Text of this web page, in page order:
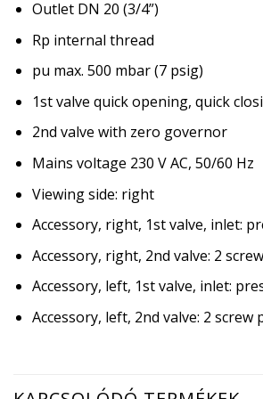
Outlet DN 20 (3/4”)
Rp internal thread
pu max. 500 mbar (7 psig)
1st valve quick opening, quick
2nd valve with zero governor
Mains voltage 230 V AC, 50/60 Hz
Viewing side: right
Accessory, right, 1st valve, inlet:
Accessory, right, 2nd valve: 2
Accessory, left, 1st valve, inlet:
Accessory, left, 2nd valve: 2 screw